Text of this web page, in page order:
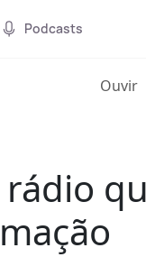
Podcasts
Ouvir
rádio